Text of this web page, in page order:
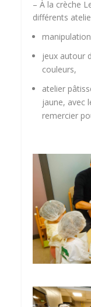
– À la crèche
différents
jeux autour
couleurs,
atelier
jaune, avec
remercier